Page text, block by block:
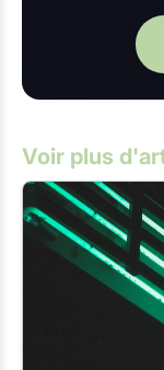
Voir plus